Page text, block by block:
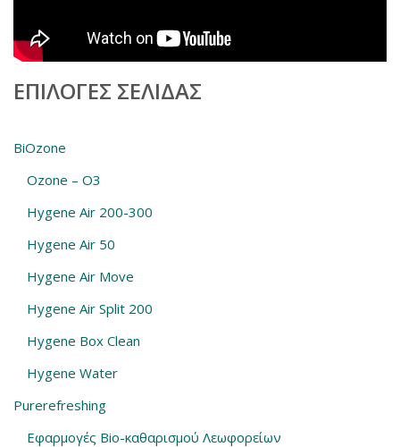
ΕΠΙΛΟΓΈΣ ΣΕΛΊΔΑΣ
BiOzone
Ozone – O3
Hygene Air 200-300
Hygene Air 50
Hygene Air Move
Hygene Air Split 200
Hygene Box Clean
Hygene Water
Purerefreshing
Εφαρμογές Bio-καθαρισμού Λεωφορείων